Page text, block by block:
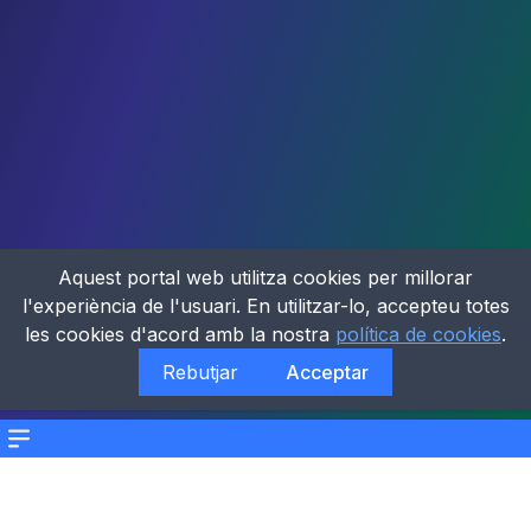
Menu
Aquest portal web utilitza cookies per millorar
l'experiència de l'usuari. En utilitzar-lo, accepteu totes
les cookies d'acord amb la nostra política de cookies.
Rebutjar
Acceptar